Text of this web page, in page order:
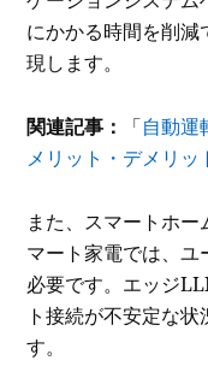
にかかる時間を削
現します。
関連記事： 「自動運
メリット・デメリッ
また、スマートホ
マート家電では、
必要です。エッジ
ト接続が不安定な
す。